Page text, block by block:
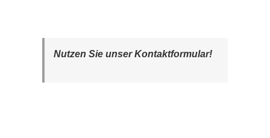
Nutzen Sie unser Kontaktformular!